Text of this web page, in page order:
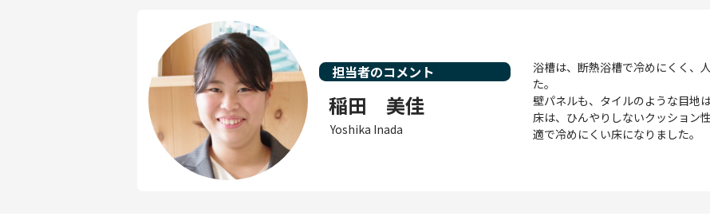
担当者のコメント
稲田 美佳
Yoshika Inada
浴槽は、断熱浴槽で冷めにくく、
た。
壁パネルも、タイルのような目地
床は、ひんやりしないクッション
適で冷めにくい床になりました。